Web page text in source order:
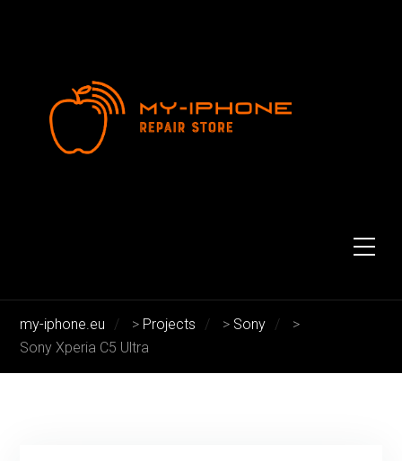
my-iphone.eu > Projects > Sony
>
Sony Xperia C5 Ultra